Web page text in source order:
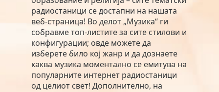
радиостаници се достапни на нашата
веб-страница! Во делот „Музика“ ги
собравме топ-листите за сите стилови и
конфигурации; овде можете да
изберете било кој жанр и да дознаете
каква музика моментално се емитува на
популарните интернет радиостаници
од целиот свет! Дополнително, на